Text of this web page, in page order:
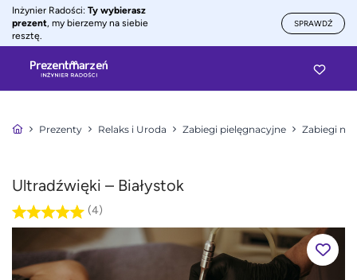
Inżynier Radości: Ty wybierasz
prezent, my bierzemy na siebie
resztę.
SPRAWDŹ
Prezenty Relaks i Uroda Zabiegi pielęgnacyjne Zabiegi na
Ultradźwięki – Białystok
(4)